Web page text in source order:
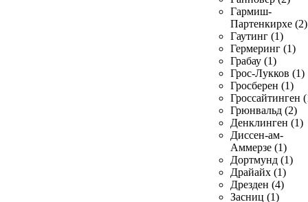
Гармиш-
Партенкирхе (2)
Гаутинг (1)
Гермеринг (1)
Грабау (1)
Грос-Лукков (1)
Гросберен (1)
Гроссайтинген
Грюнвальд (2)
Денклинген (1)
Диссен-ам-
Аммерзе (1)
Дортмунд (1)
Драйайх (1)
Дрезден (4)
Засниц (1)